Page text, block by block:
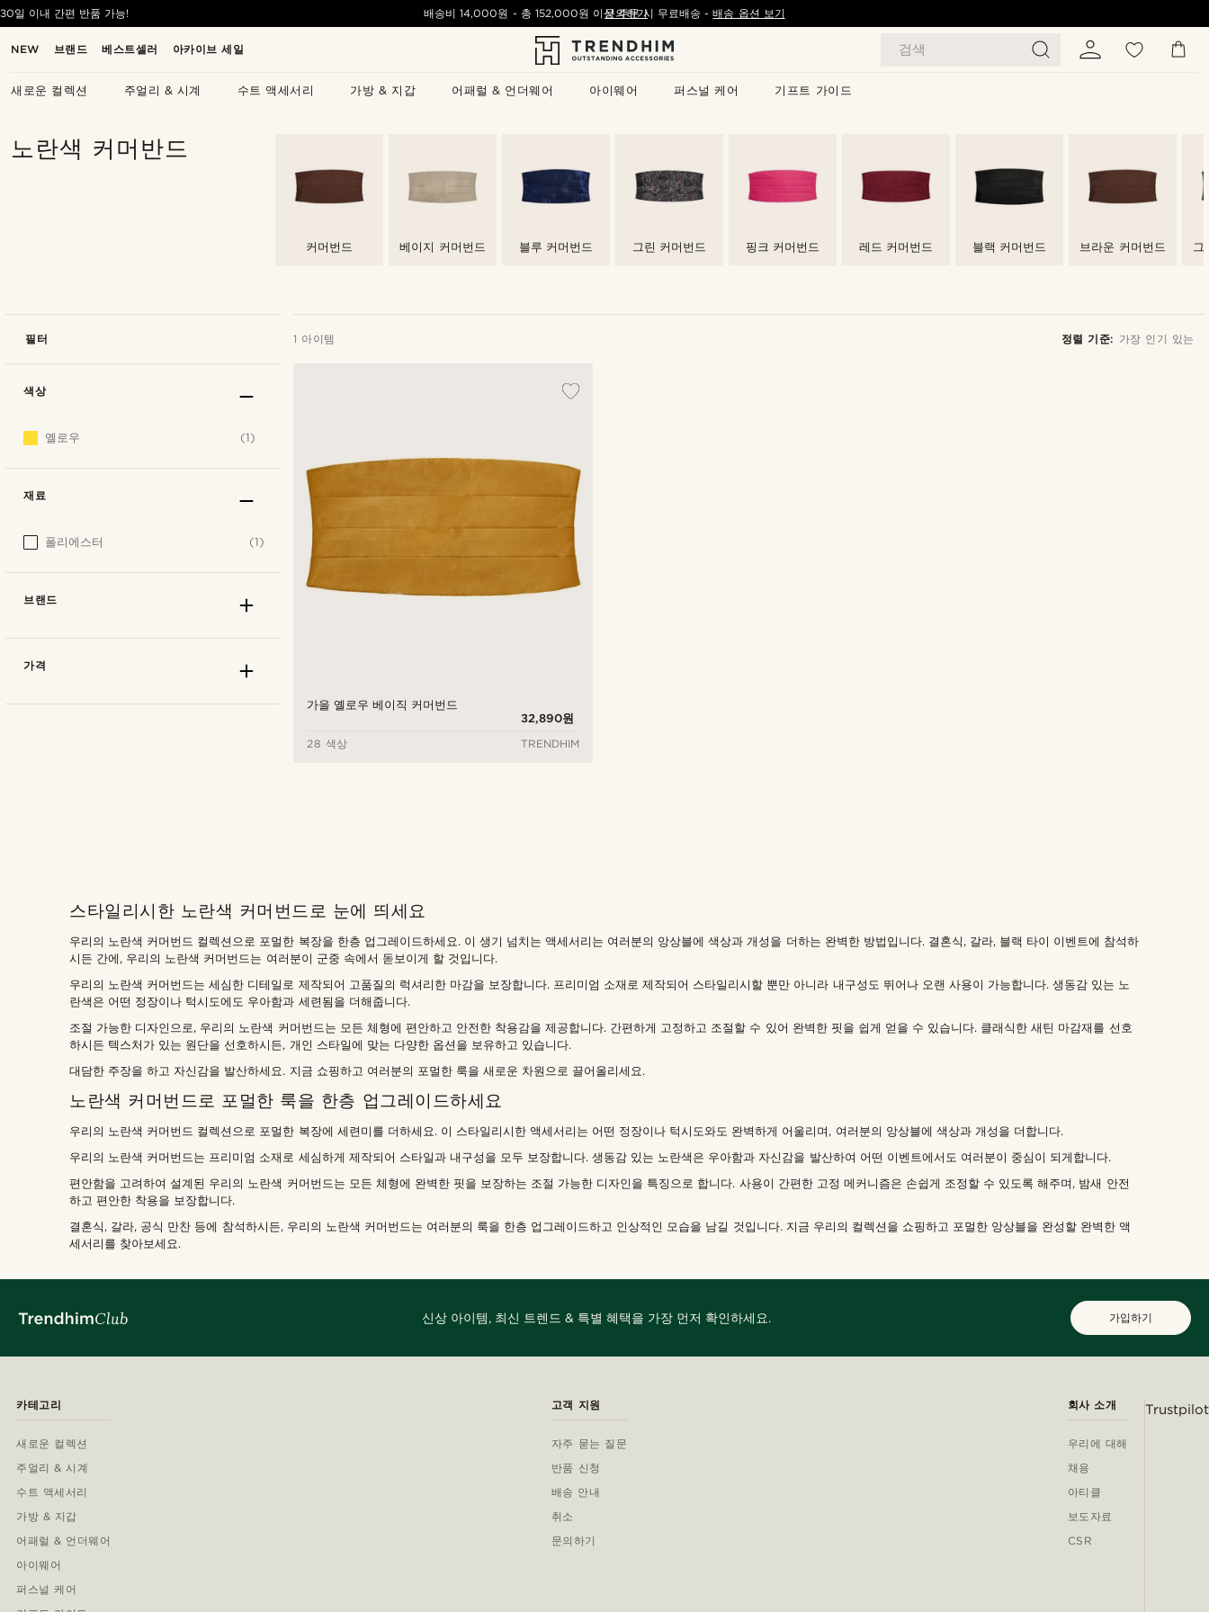
NEW 브랜드 베스트셀러 아카이브 세일 검색
새로운 컬렉션 주얼리 & 시계 수트 액세서리 가방 & 지갑 어패럴 & 언더웨어 아이웨어 퍼스널 케어 기프트 가이드
30일 이내 간편 반품 가능! 배송비14,000원 - 총 152,000원 이상 주문 시 무료배송- 배송 옵션 보기
문의하기
노란색 커머반드
커머번드 베이지 커머번드 블루 커머번드 그린 커머번드 핑크 커머번드 레드 커머번드 블랙 커머번드 브라운 커머번드 그
필터 1 아이템 정렬 기준: 가장 인기 있는
가을 옐로우 베이직 커머번드
32,890원
28 색상
TRENDHIM
색상
옐로우 (1)
재료
폴리에스터 (1)
브랜드
가격
원 원
스타일리시한 노란색 커머번드로 눈에 띄세요
우리의 노란색 커머번드 컬렉션으로 포멀한 복장을 한층 업그레이드하세요. 이 생기 넘치는 액세서리는 여러분의 앙상블에 색상과 개성을 더하는 완벽한 방법입니다. 결혼식, 갈라, 블랙 타이 이벤트에 참석하
시든 간에, 우리의 노란색 커머번드는 여러분이 군중 속에서 돋보이게 할 것입니다.
우리의 노란색 커머번드는 세심한 디테일로 제작되어 고품질의 럭셔리한 마감을 보장합니다. 프리미엄 소재로 제작되어 스타일리시할 뿐만 아니라 내구성도 뛰어나 오랜 사용이 가능합니다. 생동감 있는 노
란색은 어떤 정장이나 턱시도에도 우아함과 세련됨을 더해줍니다.
조절 가능한 디자인으로, 우리의 노란색 커머번드는 모든 체형에 편안하고 안전한 착용감을 제공합니다. 간편하게 고정하고 조절할 수 있어 완벽한 핏을 쉽게 얻을 수 있습니다. 클래식한 새틴 마감재를 선호
하시든 텍스처가 있는 원단을 선호하시든, 개인 스타일에 맞는 다양한 옵션을 보유하고 있습니다.
대담한 주장을 하고 자신감을 발산하세요. 지금 쇼핑하고 여러분의 포멀한 룩을 새로운 차원으로 끌어올리세요.
노란색 커머번드로 포멀한 룩을 한층 업그레이드하세요
우리의 노란색 커머번드 컬렉션으로 포멀한 복장에 세련미를 더하세요. 이 스타일리시한 액세서리는 어떤 정장이나 턱시도와도 완벽하게 어울리며, 여러분의 앙상블에 색상과 개성을 더합니다.
우리의 노란색 커머번드는 프리미엄 소재로 세심하게 제작되어 스타일과 내구성을 모두 보장합니다. 생동감 있는 노란색은 우아함과 자신감을 발산하여 어떤 이벤트에서도 여러분이 중심이 되게합니다.
편안함을 고려하여 설계된 우리의 노란색 커머번드는 모든 체형에 완벽한 핏을 보장하는 조절 가능한 디자인을 특징으로 합니다. 사용이 간편한 고정 메커니즘은 손쉽게 조정할 수 있도록 해주며, 밤새 안전
하고 편안한 착용을 보장합니다.
결혼식, 갈라, 공식 만찬 등에 참석하시든, 우리의 노란색 커머번드는 여러분의 룩을 한층 업그레이드하고 인상적인 모습을 남길 것입니다. 지금 우리의 컬렉션을 쇼핑하고 포멀한 앙상블을 완성할 완벽한 액
세서리를 찾아보세요.
신상 아이템, 최신 트렌드 & 특별 혜택을 가장 먼저 확인하세요. 가입하기
카테고리
새로운 컬렉션
주얼리 & 시계
수트 액세서리
가방 & 지갑
어패럴 & 언더웨어
아이웨어
퍼스널 케어
고객 지원
자주 묻는 질문
반품 신청
배송 안내
취소
문의하기
회사 소개
우리에 대해
채용
아티클
보도자료
CSR
Trustpilot